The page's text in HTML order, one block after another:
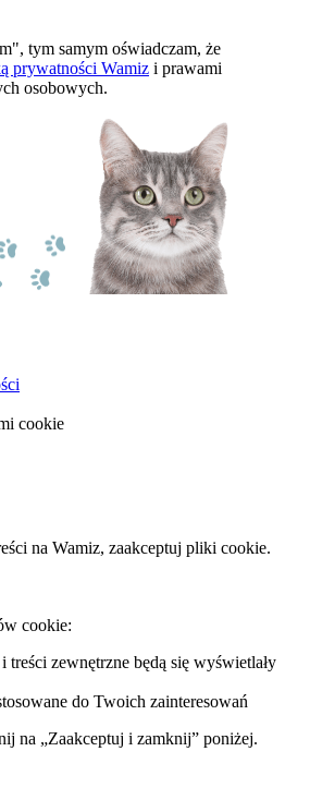
tym samym oświadczam, że
prywatności Wamiz i prawami
osobowych.
cookie
na Wamiz, zaakceptuj pliki cookie.
cookie:
treści zewnętrzne będą się wyświetlały
do Twoich zainteresowań
na „Zaakceptuj i zamknij” poniżej.